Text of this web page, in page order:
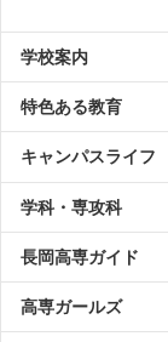
学校案内
特色ある教育
キャンパスライフ
学科・専攻科
長岡高専ガイド
高専ガールズ